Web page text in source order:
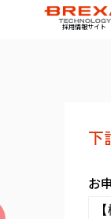
採用情報サイト
下
お